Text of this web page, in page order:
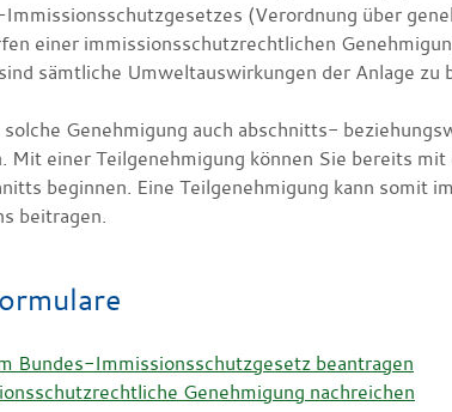
(Verordnung über
einer immissionsschutzrechtlichen
sämtliche Umweltauswirkungen der Anlage zu
Genehmigung auch abschnitts-
Mit einer Teilgenehmigung können Sie bereits
beginnen. Eine Teilgenehmigung kann somit
beitragen.
Bundes-Immissionsschutzgesetz beantragen
Genehmigung nachreichen